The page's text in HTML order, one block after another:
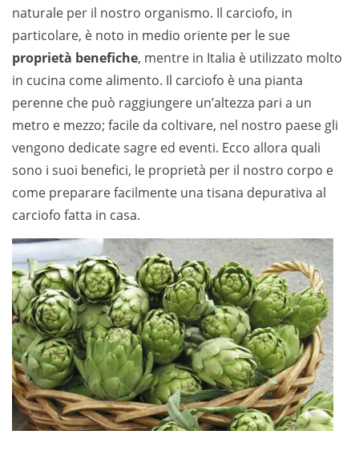
naturale per il nostro organismo. Il carciofo, in
particolare, è noto in medio oriente per le sue
proprietà benefiche, mentre in Italia è utilizzato molto
in cucina come alimento. Il carciofo è una pianta
perenne che può raggiungere un’altezza pari a un
metro e mezzo; facile da coltivare, nel nostro paese gli
vengono dedicate sagre ed eventi. Ecco allora quali
sono i suoi benefici, le proprietà per il nostro corpo e
come preparare facilmente una tisana depurativa al
carciofo fatta in casa.